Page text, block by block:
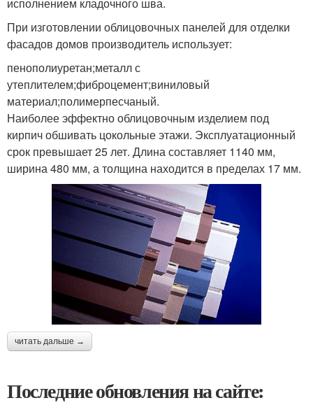
При изготовлении облицовочных панелей для отделки
фасадов домов производитель использует:
пенополиуретан;металл с
утеплителем;фиброцемент;виниловый
материал;полимерпесчаный.
Наиболее эффектно облицовочным изделием под
кирпич обшивать цокольные этажи. Эксплуатационный
срок превышает 25 лет. Длина составляет 1140 мм,
ширина 480 мм, а толщина находится в пределах 17 мм.
читать дальше →
Последние обновления на сайте: